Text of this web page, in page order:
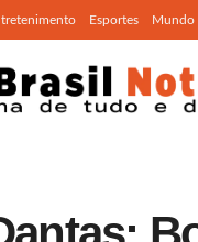
Esportes Mundo